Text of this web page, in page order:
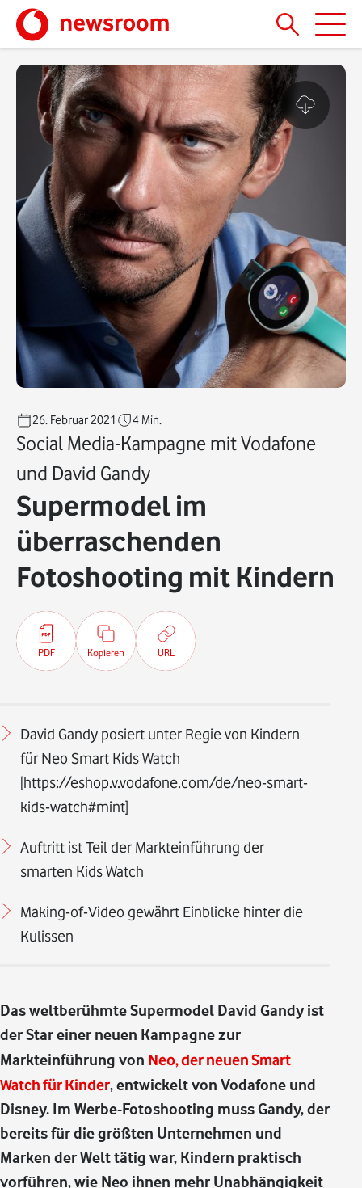
26. Februar 2021 4 Min.
Social Media-Kampagne mit Vodafone
und David Gandy
Supermodel im
überraschenden
Fotoshooting mit Kindern
PDF Kopieren URL
David Gandy posiert unter Regie von Kindern
für Neo Smart Kids Watch
[https://eshop.v.vodafone.com/de/neo-smart-
kids-watch#mint]
Auftritt ist Teil der Markteinführung der
smarten Kids Watch
Making-of-Video gewährt Einblicke hinter die
Kulissen
Das weltberühmte Supermodel David Gandy ist
der Star einer neuen Kampagne zur
Markteinführung von Neo, der neuen Smart
Watch für Kinder, entwickelt von Vodafone und
Disney. Im Werbe-Fotoshooting muss Gandy, der
bereits für die größten Unternehmen und
Marken der Welt tätig war, Kindern praktisch
vorführen, wie Neo ihnen mehr Unabhängigkeit